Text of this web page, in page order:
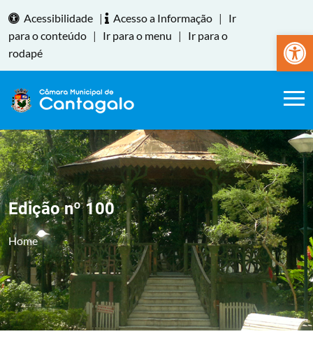
Abrir
Acessibilidade | Acesso a Informação |
Ir
para o conteúdo | Ir para o menu |
Ir para o
rodapé
Edição nº 100
Home